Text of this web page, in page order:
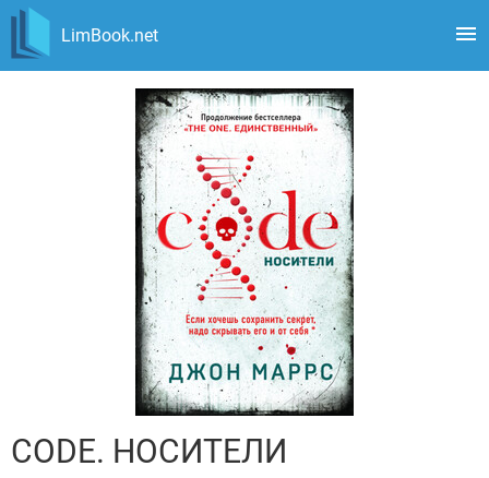
LimBook.net
CODE. НОСИТЕЛИ